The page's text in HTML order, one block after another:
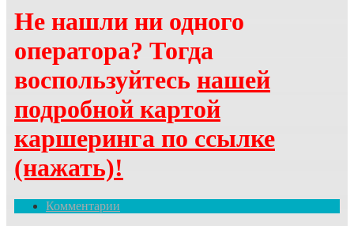
Не нашли ни одного
оператора? Тогда
воспользуйтесь нашей
подробной картой
каршеринга по ссылке
(нажать)!
Комментарии